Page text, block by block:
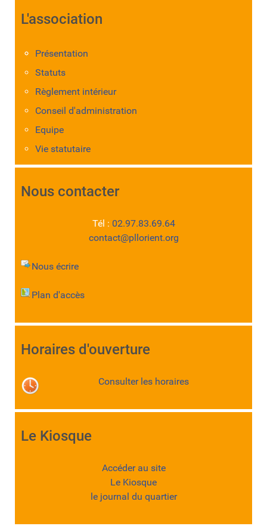
L'association
Présentation
Statuts
Règlement intérieur
Conseil d'administration
Equipe
Vie statutaire
Nous contacter
Tél : 02.97.83.69.64
contact@pllorient.org
Nous écrire
Plan d'accès
Horaires d'ouverture
Consulter les horaires
Le Kiosque
Accéder au site
Le Kiosque
le journal du quartier